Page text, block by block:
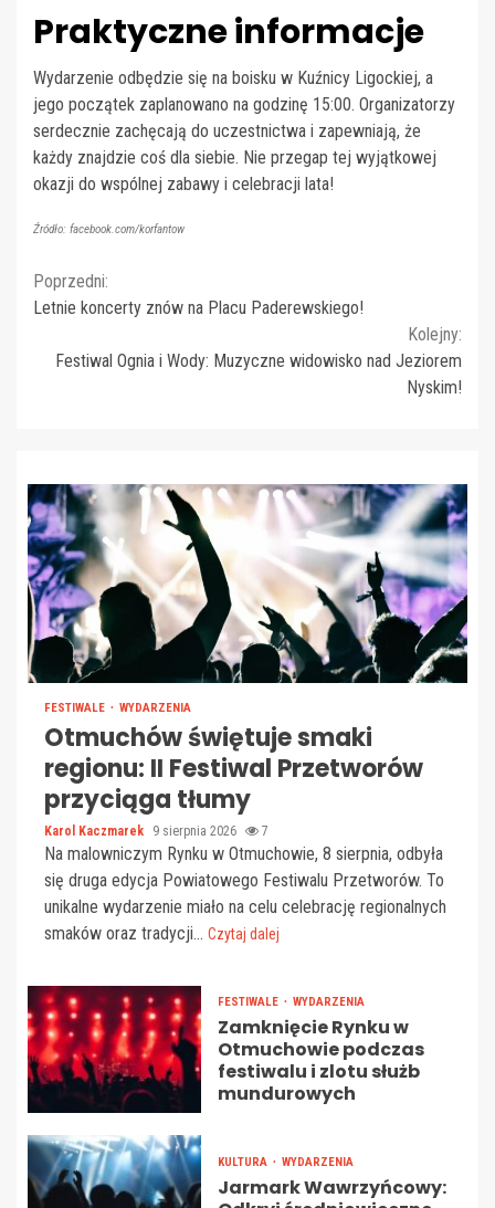
Praktyczne informacje
Wydarzenie odbędzie się na boisku w Kuźnicy Ligockiej, a
jego początek zaplanowano na godzinę 15:00. Organizatorzy
serdecznie zachęcają do uczestnictwa i zapewniają, że
każdy znajdzie coś dla siebie. Nie przegap tej wyjątkowej
okazji do wspólnej zabawy i celebracji lata!
Źródło: facebook.com/korfantow
Continue
Reading
Poprzedni:
Letnie koncerty znów na Placu Paderewskiego!
Kolejny:
Festiwal Ognia i Wody: Muzyczne widowisko nad Jeziorem
Nyskim!
FESTIWALE WYDARZENIA
Otmuchów świętuje smaki
regionu: II Festiwal Przetworów
przyciąga tłumy
Karol Kaczmarek 9 sierpnia 2026 7
Na malowniczym Rynku w Otmuchowie, 8 sierpnia, odbyła
się druga edycja Powiatowego Festiwalu Przetworów. To
unikalne wydarzenie miało na celu celebrację regionalnych
smaków oraz tradycji... Czytaj dalej
FESTIWALE WYDARZENIA
Zamknięcie Rynku w
Otmuchowie podczas
festiwalu i zlotu służb
mundurowych
KULTURA WYDARZENIA
Jarmark Wawrzyńcowy: